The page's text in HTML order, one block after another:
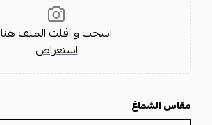
🌹تعليقة سياره بالأسم حسب الطلب
🎊 *تصميم العباره والصوره حسب الطلب* 🎊
اسحب و افلت الملف هنا
استعراض
مقاس الشماغ